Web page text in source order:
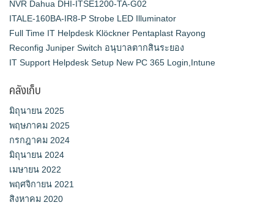
NVR Dahua DHI-ITSE1200-TA-G02
ITALE-160BA-IR8-P Strobe LED Illuminator
Full Time IT Helpdesk Klöckner Pentaplast Rayong
Reconfig Juniper Switch อนุบาลตากสินระยอง
IT Support Helpdesk Setup New PC 365 Login,Intune
คลังเก็บ
มิถุนายน 2025
พฤษภาคม 2025
กรกฎาคม 2024
มิถุนายน 2024
เมษายน 2022
พฤศจิกายน 2021
สิงหาคม 2020